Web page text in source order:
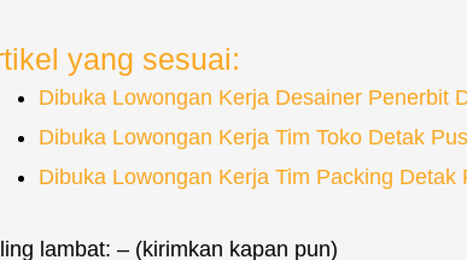
yang sesuai:
Dibuka Lowongan Kerja Desainer Penerbit
Dibuka Lowongan Kerja Tim Toko Detak
Dibuka Lowongan Kerja Tim Packing Detak
lambat: – (kirimkan kapan pun)